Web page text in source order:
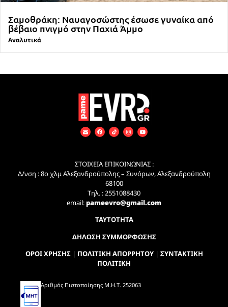
Σαμοθράκη: Ναυαγοσώστης έσωσε γυναίκα από
βέβαιο πνιγμό στην Παχιά Άμμο
Αναλυτικά
ΣΤΟΙΧΕΙΑ ΕΠΙΚΟΙΝΩΝΙΑΣ :
Δ/νση : 8ο χλμ Αλεξανδρούπολης – Συνόρων, Αλεξανδρούπολη
68100
Τηλ. : 2551088430
email:pameevro@gmail.com
ΤΑΥΤΟΤΗΤΑ
ΔΗΛΩΣΗ ΣΥΜΜΟΡΦΩΣΗΣ
ΟΡΟΙ ΧΡΗΣΗΣ| ΠΟΛΙΤΙΚΗ ΑΠΟΡΡΗΤΟΥ| ΣΥΝΤΑΚΤΙΚΗ
ΠΟΛΙΤΙΚΗ
Αριθμός Πιστοποίησης Μ.Η.Τ. 252063